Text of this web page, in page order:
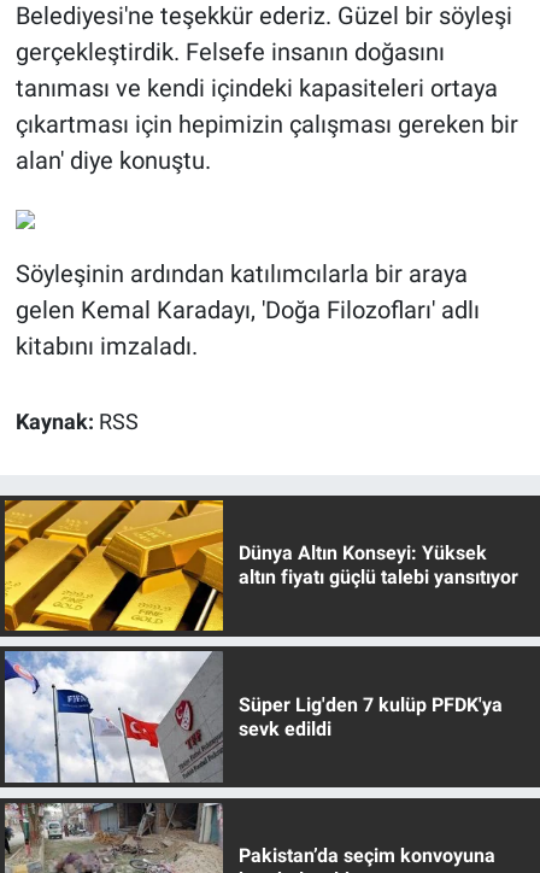
Belediyesi'ne teşekkür ederiz. Güzel bir söyleşi
gerçekleştirdik. Felsefe insanın doğasını
tanıması ve kendi içindeki kapasiteleri ortaya
çıkartması için hepimizin çalışması gereken bir
alan' diye konuştu.
Söyleşinin ardından katılımcılarla bir araya
gelen Kemal Karadayı, 'Doğa Filozofları' adlı
kitabını imzaladı.
Kaynak: RSS
Dünya Altın Konseyi: Yüksek
altın fiyatı güçlü talebi yansıtıyor
Süper Lig'den 7 kulüp PFDK'ya
sevk edildi
Pakistan’da seçim konvoyuna